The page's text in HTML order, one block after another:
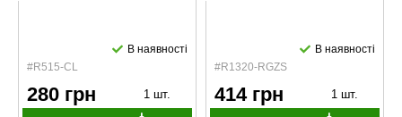
#R515-CL
В наявності
280 грн 1 шт.
#R1320-RGZS
В наявності
414 грн 1 шт.